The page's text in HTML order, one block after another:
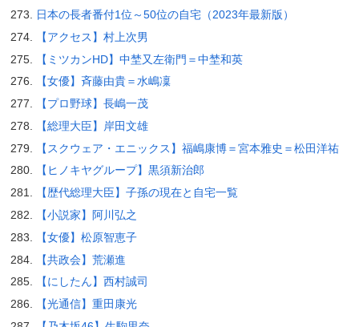
日本の長者番付1位～50位の自宅（2023年最新版）
【アクセス】村上次男
【ミツカンHD】中埜又左衛門＝中埜和英
【女優】斉藤由貴＝水嶋凜
【プロ野球】長嶋一茂
【総理大臣】岸田文雄
【スクウェア・エニックス】福嶋康博＝宮本雅史＝松田洋祐
【ヒノキヤグループ】黒須新治郎
【歴代総理大臣】子孫の現在と自宅一覧
【小説家】阿川弘之
【女優】松原智恵子
【共政会】荒瀬進
【にしたん】西村誠司
【光通信】重田康光